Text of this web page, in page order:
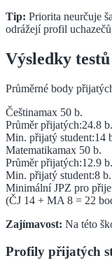
Tip: Priorita neurčuje
odrážejí profil
Výsledky
Průměrné body
Češtinamax 50 b.
Průměr přijatých:24.8 b.
Min. přijatý student:14
Matematikamax 50 b.
Průměr přijatých:12.9 b.
Min. přijatý student:8 b.
Minimální JPZ pro
(ČJ 14 + MA 8 = 22
Zajímavost: Na této
Profily přijatých